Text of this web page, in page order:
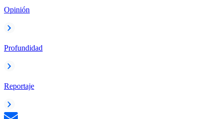
Opinión
Profundidad
Reportaje